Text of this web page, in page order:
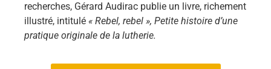
recherches, Gérard Audirac publie un livre, richement
illustré, intitulé « Rebel, rebel », Petite histoire d’une
pratique originale de la lutherie.